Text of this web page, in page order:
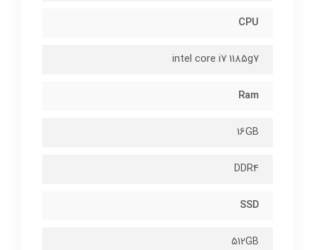
CPU
intel core i7 1185g7
Ram
16GB
DDR4
SSD
512GB